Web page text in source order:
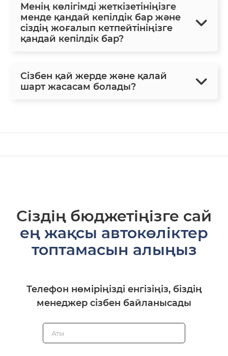
Менің көлігімді жеткізетініңізге
менде қандай кепілдік бар және
сіздің жоғалып кетпейтініңізге
қандай кепілдік бар?
Сізбен қай жерде және қалай
шарт жасасам болады?
Сіздің бюджетіңізге сай
ең жақсы автокөліктер
топтамасын алыңыз
Телефон нөміріңізді енгізіңіз, біздің
менеджер сізбен байланысады